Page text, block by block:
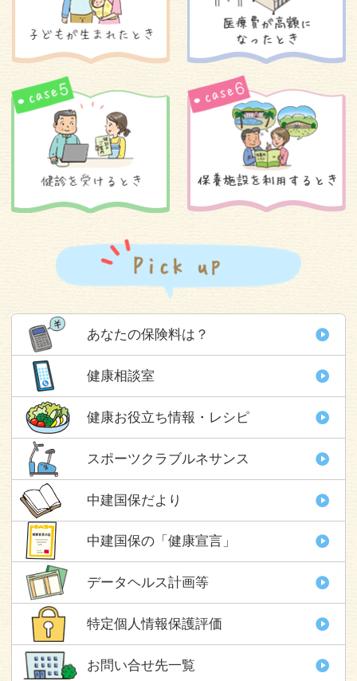
あなたの保険料は？
健康相談室
健康お役立ち情報・レシピ
スポーツクラブルネサンス
中建国保だより
中建国保の「健康宣言」
データヘルス計画等
特定個人情報保護評価
お問い合せ先一覧